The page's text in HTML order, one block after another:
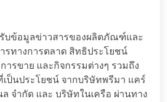
บข้อมูลข่าวสารของผลิตภัณฑ์และ
รทางการตลาด สิทธิประโยชน์
ารขาย และกิจกรรมต่างๆ รวมถึง
เป็นประโยชน์ จากบริษัทพรีมา แคร์
จำกัด และ บริษัทในเครือ ผ่านทาง